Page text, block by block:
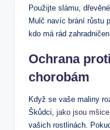
Použijte slámu,
Mulč navíc brání růstu
kdo má rád
Ochrana
chorobám
Když se vaše maliny
Škůdci, jako jsou
vašich rostlinách.